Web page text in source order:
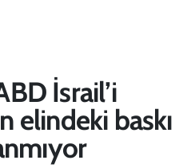
İsrail’i
elindeki baskı